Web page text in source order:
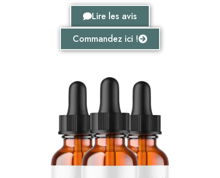
Lire les avis
Commandez ici !